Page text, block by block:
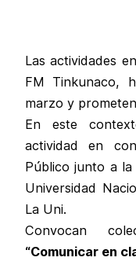
Las actividades
FM Tinkunaco,
marzo y
En este
actividad en
Público junto a
Universidad
La Uni.
Convocan
“Comunicar en